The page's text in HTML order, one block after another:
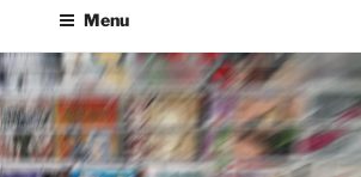
Menu